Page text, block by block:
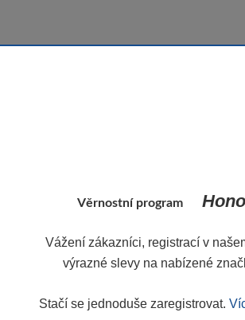
a je vhodné pro všechny druhy ohřevu
robustní, vyznačuje se dlouhou
řešením speciálního okraje pro
umožňuje všechny hrnce,
Věrnostní program
Vážení zákazníci, registrací v
výrazné slevy na nabízené
Stačí se jednoduše zaregistrovat.